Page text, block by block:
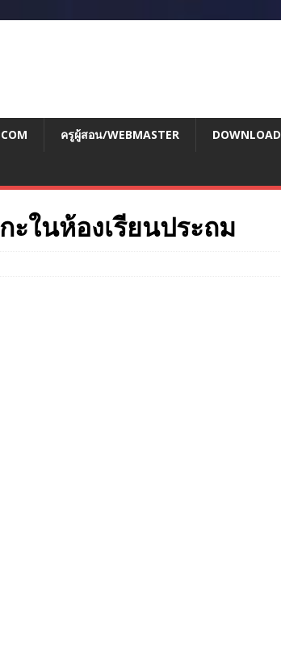
ครูผู้สอน/WEBMASTER DOWNLOAD
ะในห้องเรียนประถม